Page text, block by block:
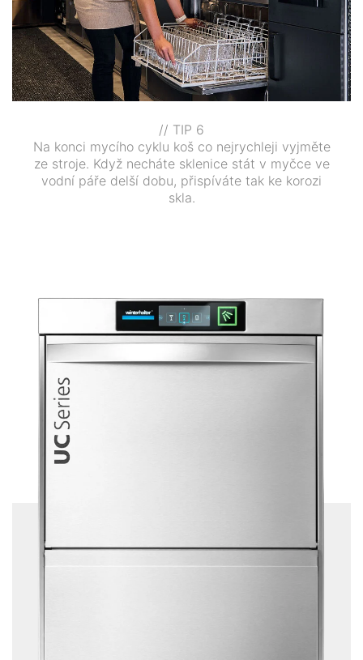
// TIP 6
Na konci mycího cyklu koš co nejrychleji vyjměte
ze stroje. Když necháte sklenice stát v myčce ve
vodní páře delší dobu, přispíváte tak ke korozi
skla.